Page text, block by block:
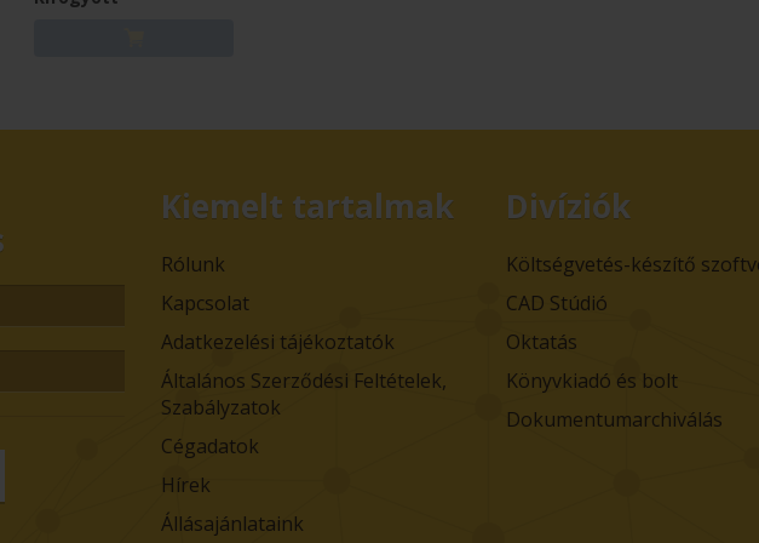
Kiemelt tartalmak
Rólunk
Kapcsolat
Adatkezelési tájékoztatók
Általános Szerződési Feltételek,
Szabályzatok
Cégadatok
Hírek
Állásajánlataink
Divíziók
Költségvetés-készítő
CAD Stúdió
Oktatás
Könyvkiadó és bolt
Dokumentumarchiválás